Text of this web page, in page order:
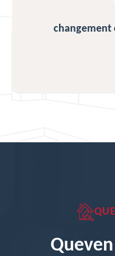
changement